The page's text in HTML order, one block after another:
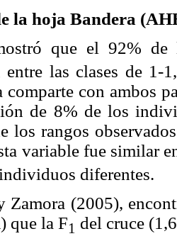
la hoja Bandera
que el 92%
entre las clases de 1-
comparte con ambos
de 8% de los
los rangos
variable fue similar
diferentes.
Zamora (2005),
que la F1 del cruce